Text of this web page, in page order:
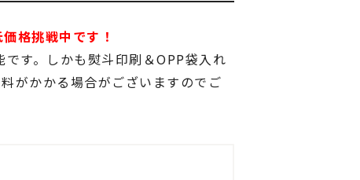
格挑戦中です！
す。しかも熨斗印刷＆OPP袋入れ
がかかる場合がございますのでご